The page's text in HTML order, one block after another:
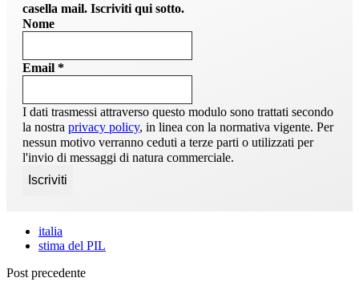
casella mail. Iscriviti qui sotto.
Nome
Email *
I dati trasmessi attraverso questo modulo sono trattati secondo
la nostra privacy policy, in linea con la normativa vigente. Per
nessun motivo verranno ceduti a terze parti o utilizzati per
l'invio di messaggi di natura commerciale.
italia
stima del PIL
Post precedente